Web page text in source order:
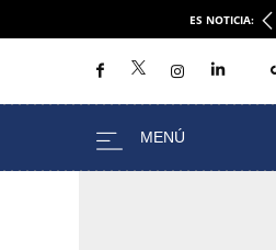
ES NOTICIA: